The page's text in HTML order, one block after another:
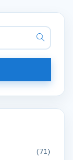
(71)